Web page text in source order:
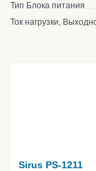
Тип Блока питания
Ток нагрузки,
Sirus PS-1211